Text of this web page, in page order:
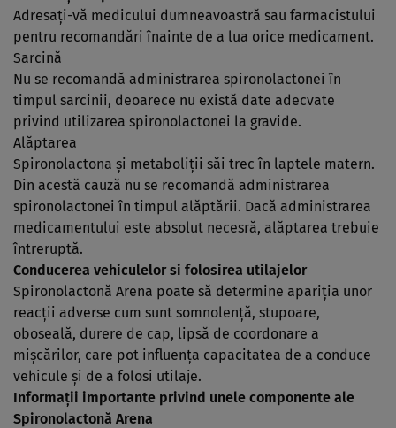
Adresaţi-vă medicului dumneavoastră sau farmacistului
pentru recomandări înainte de a lua orice medicament.
Sarcină
Nu se recomandă administrarea spironolactonei în
timpul sarcinii, deoarece nu există date adecvate
privind utilizarea spironolactonei la gravide.
Alăptarea
Spironolactona şi metaboliţii săi trec în laptele matern.
Din acestă cauză nu se recomandă administrarea
spironolactonei în timpul alăptării. Dacă administrarea
medicamentului este absolut necesră, alăptarea trebuie
întreruptă.
Conducerea vehiculelor si folosirea utilajelor
Spironolactonă Arena poate să determine apariţia unor
reacţii adverse cum sunt somnolenţă, stupoare,
oboseală, durere de cap, lipsă de coordonare a
mişcărilor, care pot influenţa capacitatea de a conduce
vehicule şi de a folosi utilaje.
Informaţii importante privind unele componente ale
Spironolactonă Arena